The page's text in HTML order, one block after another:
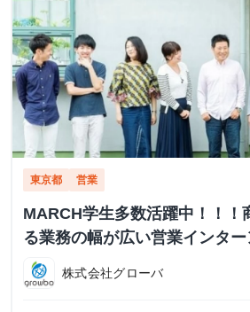
東京都 営業
MARCH学生多数活躍中！！！
る業務の幅が広い営業インター
株式会社グローバ